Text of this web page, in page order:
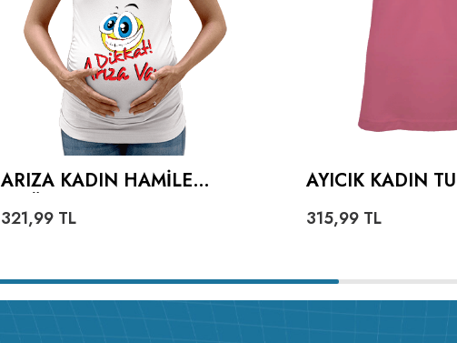
ARIZA KADIN HAMILE
321,99 TL
AYICIK KADIN
315,99 TL